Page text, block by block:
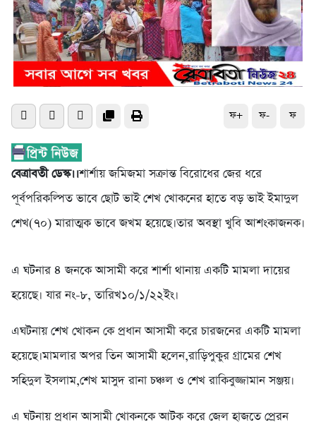
ফ+ ফ- ফ
বেত্রাবতী ডেস্ক।।শার্শায় জমিজমা সক্রান্ত বিরোধের জের ধরে
পূর্বপরিকল্পিত ভাবে ছোট ভাই শেখ খোকনের হাতে বড় ভাই ইমাদুল
শেখ(৭০) মারাত্মক ভাবে জখম হয়েছে।তার অবস্থা খুবি আশংকাজনক।
এ ঘটনার ৪ জনকে আসামী করে শার্শা থানায় একটি মামলা দায়ের
হয়েছে। যার নং-৮, তারিখ১০/১/২২ইং।
এঘটনায় শেখ খোকন কে প্রধান আসামী করে চারজনের একটি মামলা
হয়েছে।মামলার অপর তিন আসামী হলেন,রাড়িপুকুর গ্রামের শেখ
সহিদুল ইসলাম,শেখ মাসুদ রানা চঞ্চল ও শেখ রাকিবুজ্জামান সঞ্জয়।
এ ঘটনায় প্রধান আসামী খোকনকে আটক করে জেল হাজতে প্রেরন